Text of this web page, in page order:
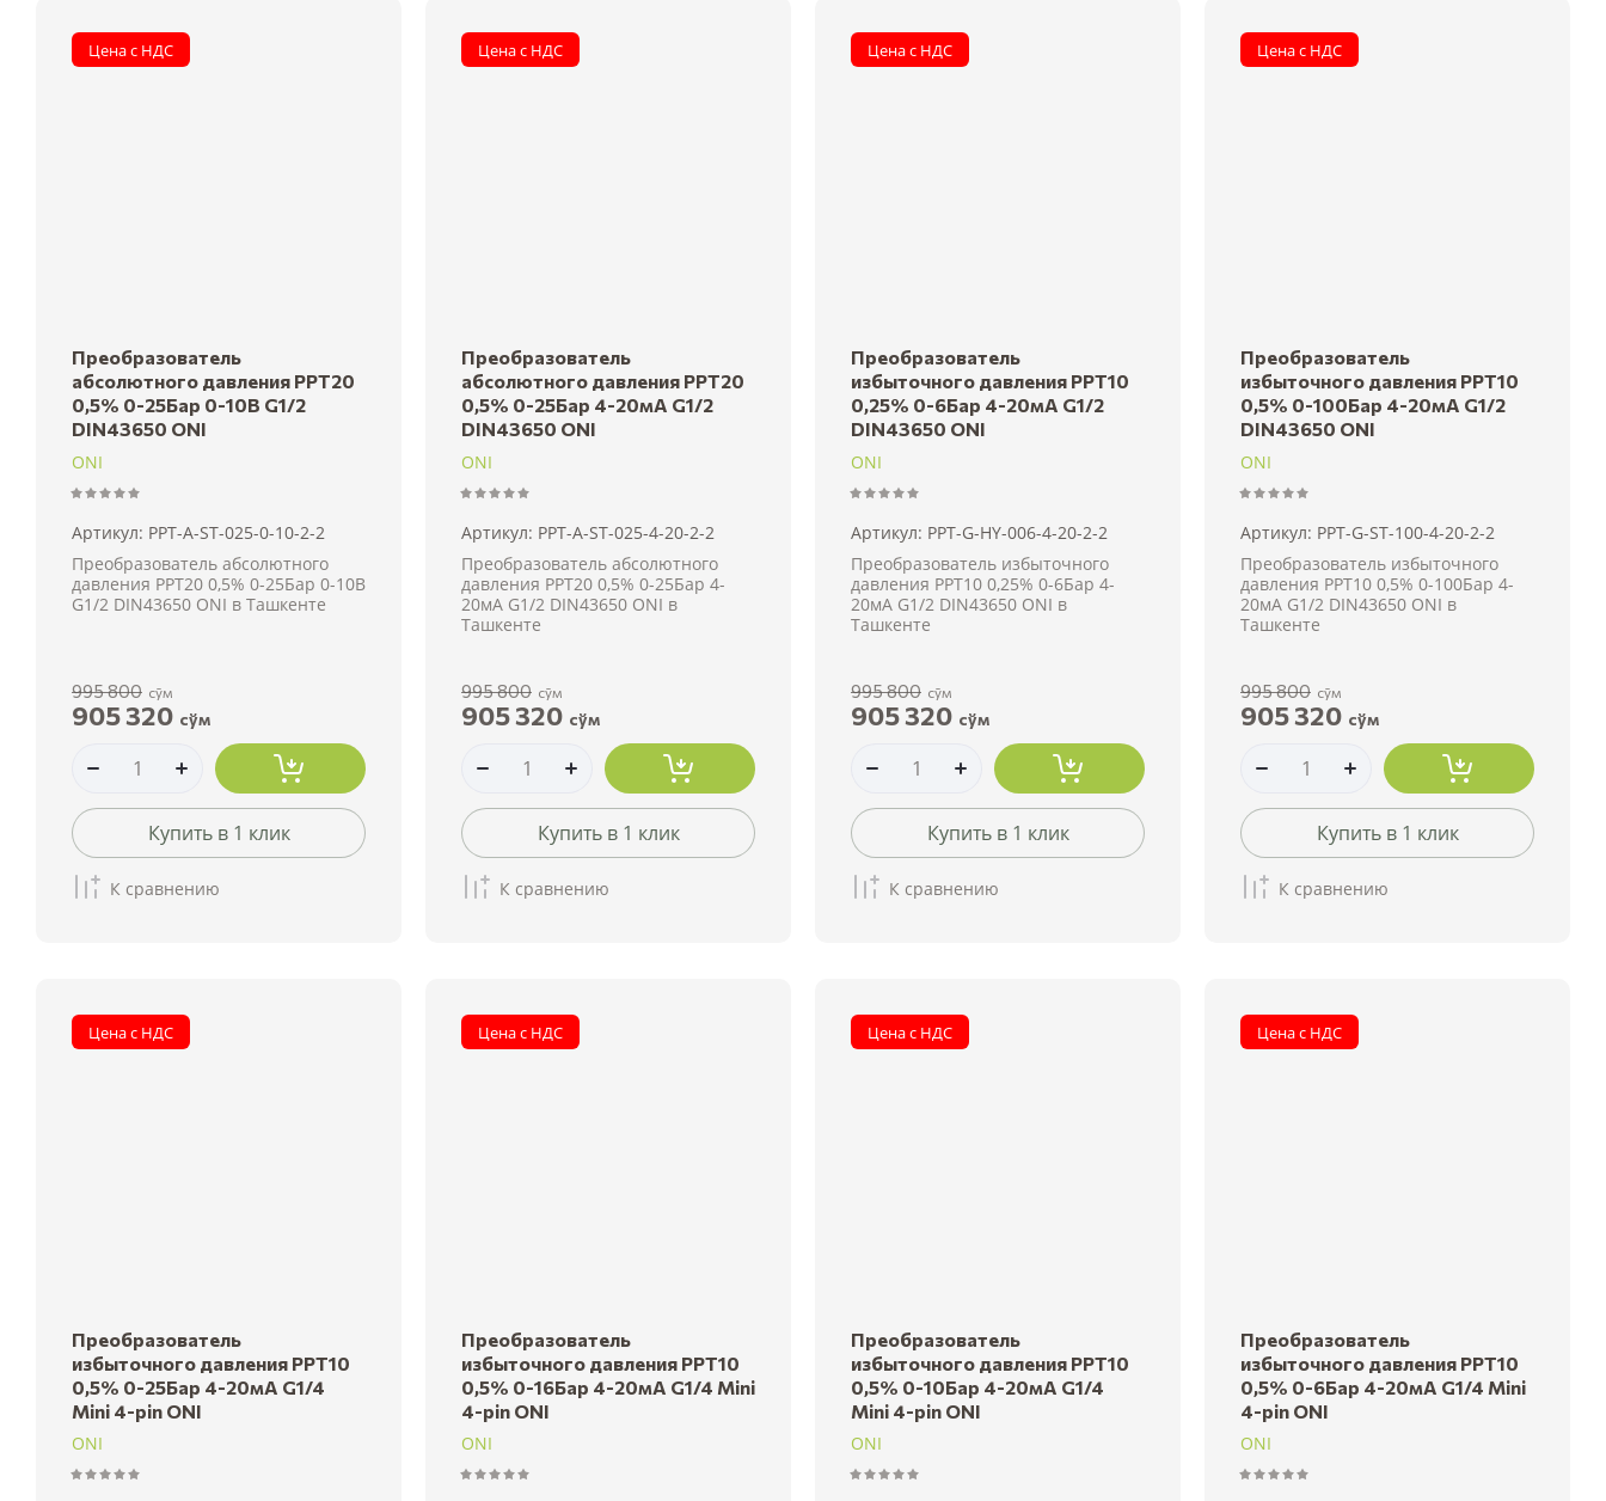
Название - Я-А
Цена с НДС
Преобразователь
абсолютного давления PPT20
0,5% 0-25Бар 0-10В G1/2
DIN43650 ONI
ONI
Артикул: PPT-A-ST-025-0-10-2-2
Преобразователь абсолютного
давления PPT20 0,5% 0-25Бар 0-10В
G1/2 DIN43650 ONI в Ташкенте
995 800 сўм
905 320 сўм
Купить в 1 клик
К сравнению
Цена с НДС
Преобразователь
абсолютного давления PPT20
0,5% 0-25Бар 4-20мА G1/2
DIN43650 ONI
ONI
Артикул: PPT-A-ST-025-4-20-2-2
Преобразователь абсолютного
давления PPT20 0,5% 0-25Бар 4-
20мА G1/2 DIN43650 ONI в
Ташкенте
995 800 сўм
905 320 сўм
Купить в 1 клик
К сравнению
Цена с НДС
Преобразователь
избыточного давления PPT10
0,25% 0-6Бар 4-20мА G1/2
DIN43650 ONI
ONI
Артикул: PPT-G-HY-006-4-20-2-2
Преобразователь избыточного
давления PPT10 0,25% 0-6Бар 4-
20мА G1/2 DIN43650 ONI в
Ташкенте
995 800 сўм
905 320 сўм
Купить в 1 клик
К сравнению
Цена с НДС
Преобразователь
избыточного давления PPT10
0,5% 0-100Бар 4-20мА G1/2
DIN43650 ONI
ONI
Артикул: PPT-G-ST-100-4-20-2-2
Преобразователь избыточного
давления PPT10 0,5% 0-100Бар 4-
20мА G1/2 DIN43650 ONI в
Ташкенте
995 800 сўм
905 320 сўм
Купить в 1 клик
К сравнению
Цена с НДС
Преобразователь
избыточного давления PPT10
0,5% 0-25Бар 4-20мА G1/4
Mini 4-pin ONI
ONI
Цена с НДС
Преобразователь
избыточного давления PPT10
0,5% 0-16Бар 4-20мА G1/4 Mini
4-pin ONI
ONI
Цена с НДС
Преобразователь
избыточного давления PPT10
0,5% 0-10Бар 4-20мА G1/4
Mini 4-pin ONI
ONI
Цена с НДС
Преобразователь
избыточного давления PPT10
0,5% 0-6Бар 4-20мА G1/4 Mini
4-pin ONI
ONI